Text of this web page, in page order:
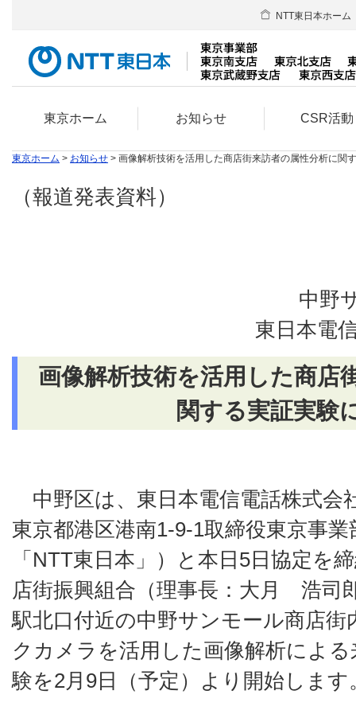
東京ホーム お知らせ CSR活動
NTT東日本ホーム
東京ホーム > お知らせ > 画像解析技術を活用した商店街来訪者の属性分析に関
（報道発表資料）
中野
東日本電
画像解析技術を活用した商店
関する実証実験
中野区は、東日本電信電話株式会
東京都港区港南1-9-1取締役東京事
「NTT東日本」）と本日5日協定を
店街振興組合（理事長：大月 浩司
駅北口付近の中野サンモール商店
クカメラを活用した画像解析によ
験を2月9日（予定）より開始します